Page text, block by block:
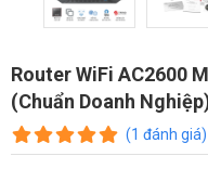
Router WiFi AC2600
(Chuẩn Doanh
(1 đánh giá)